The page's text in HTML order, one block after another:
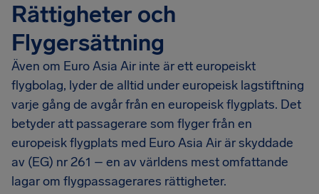
Rättigheter och
Flygersättning
Även om Euro Asia Air inte är ett europeiskt
flygbolag, lyder de alltid under europeisk lagstiftning
varje gång de avgår från en europeisk flygplats. Det
betyder att passagerare som flyger från en
europeisk flygplats med Euro Asia Air är skyddade
av (EG) nr 261 – en av världens mest omfattande
lagar om flygpassagerares rättigheter.